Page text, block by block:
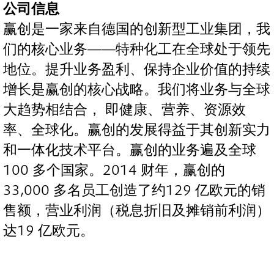
公司信息
赢创是一家来自德国的创新型工业集团，我
们的核心业务——特种化工在全球处于领先
地位。提升业务盈利、保持企业价值的持续
增长是赢创的核心战略。我们将业务与全球
大趋势相结合， 即健康、营养、资源效
率、全球化。赢创的发展得益于其创新实力
和一体化技术平台。赢创的业务遍及全球
100 多个国家。2014 财年，赢创的
33,000 多名员工创造了约129 亿欧元的销
售额，营业利润（税息折旧及摊销前利润）
达19 亿欧元。